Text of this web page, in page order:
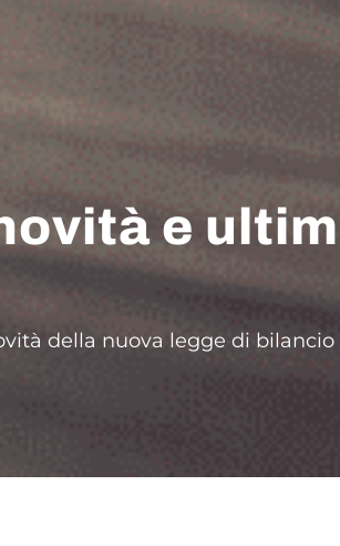
e
della nuova legge di bilancio